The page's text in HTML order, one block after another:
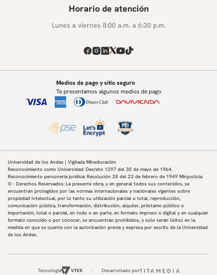
Horario de atención
Lunes a viernes 8:00 a.m. a 6:30 p.m.
Medios de pago y sitio seguro
Te presentamos algunos medios de pago
Universidad de los Andes | Vigilada Mineducación
Reconocimiento como Universidad: Decreto 1297 del 30 de mayo de 1964.
Reconocimiento personería jurídica: Resolución 28 del 23 de febrero de 1949 Minjusticia.
© - Derechos Reservados: La presente obra, y en general todos sus contenidos, se
encuentran protegidos por las normas internacionales y nacionales vigentes sobre
propiedad Intelectual, por lo tanto su utilización parcial o total, reproducción,
comunicación pública, transformación, distribución, alquiler, préstamo público e
importación, total o parcial, en todo o en parte, en formato impreso o digital y en cualquier
formato conocido o por conocer, se encuentran prohibidos, y solo serán lícitos en la
medida en que se cuente con la autorización previa y expresa por escrito de la Universidad
de los Andes.
Tecnología Desarrollado por